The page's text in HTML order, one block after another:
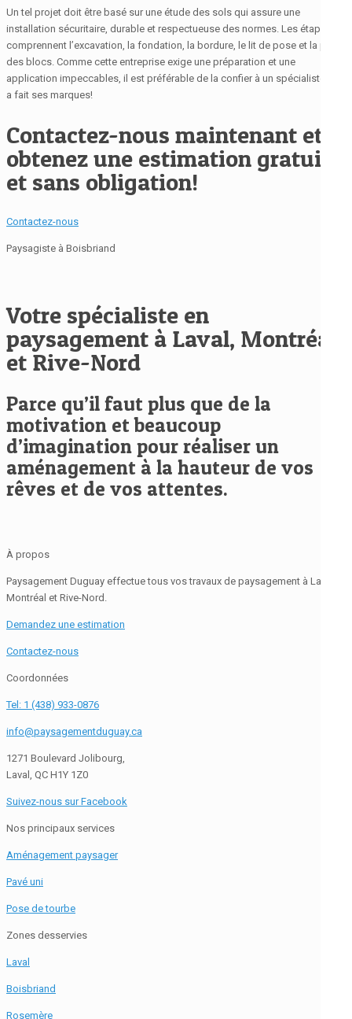
Un tel projet doit être basé sur une étude des sols qui assure une
installation sécuritaire, durable et respectueuse des normes. Les étapes
comprennent l’excavation, la fondation, la bordure, le lit de pose et la pose
des blocs. Comme cette entreprise exige une préparation et une
application impeccables, il est préférable de la confier à un spécialiste qui
a fait ses marques!
Contactez-nous maintenant et
obtenez une estimation gratuite
et sans obligation!
Contactez-nous
Paysagiste à Boisbriand
Votre spécialiste en
paysagement à Laval, Montréal
et Rive-Nord
Parce qu’il faut plus que de la
motivation et beaucoup
d’imagination pour réaliser un
aménagement à la hauteur de vos
rêves et de vos attentes.
À propos
Paysagement Duguay effectue tous vos travaux de paysagement à Laval,
Montréal et Rive-Nord.
Demandez une estimation
Contactez-nous
Coordonnées
Tel: 1 (438) 933-0876
info@paysagementduguay.ca
1271 Boulevard Jolibourg,
Laval, QC H1Y 1Z0
Suivez-nous sur Facebook
Nos principaux services
Aménagement paysager
Pavé uni
Pose de tourbe
Zones desservies
Laval
Boisbriand
Rosemère